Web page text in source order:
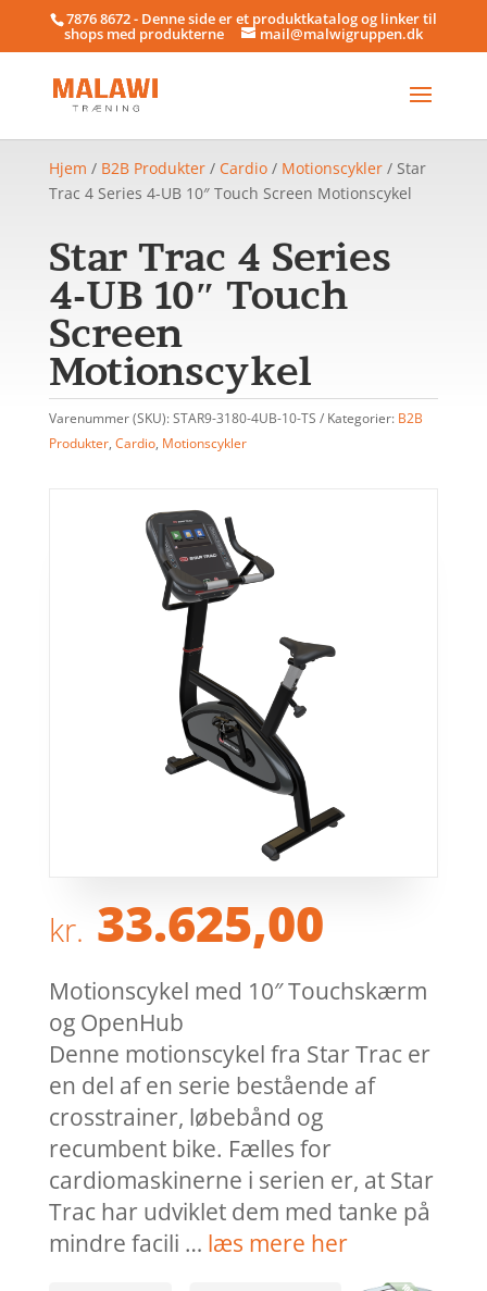
7876 8672 - Denne side er et produktkatalog og linker til
shops med produkterne mail@malwigruppen.dk
Hjem / B2B Produkter/ Cardio/ Motionscykler/ Star
Trac 4 Series 4-UB 10″ Touch Screen Motionscykel
Star Trac 4 Series
4-UB 10″ Touch
Screen
Motionscykel
Varenummer (SKU):STAR9-3180-4UB-10-TS Kategorier: B2B
Produkter, Cardio, Motionscykler
kr. 33.625,00
Motionscykel med 10″ Touchskærm
og OpenHub
Denne motionscykel fra Star Trac er
en del af en serie bestående af
crosstrainer, løbebånd og
recumbent bike. Fælles for
cardiomaskinerne i serien er, at Star
Trac har udviklet dem med tanke på
mindre facili … læs mere her